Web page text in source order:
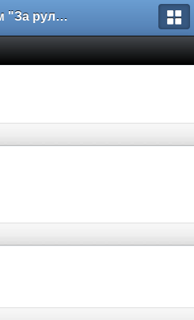
Форум "За рулем"